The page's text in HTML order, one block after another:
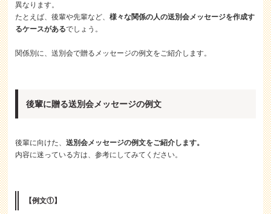
異なります。
たとえば、後輩や先輩など、様々な関係の人の送別会メッセージを作成す
るケースがあるでしょう。
関係別に、送別会で贈るメッセージの例文をご紹介します。
後輩に贈る送別会メッセージの例文
後輩に向けた、送別会メッセージの例文をご紹介します。
内容に迷っている方は、参考にしてみてください。
【例文①】